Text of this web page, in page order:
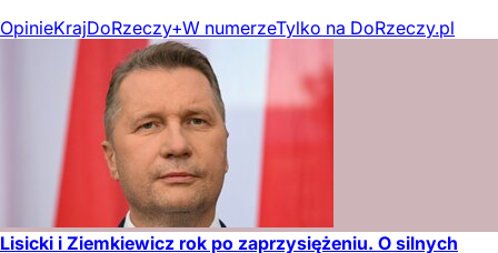
OpinieKrajDoRzeczy+W numerzeTylko na DoRzeczy.pl
Lisicki i Ziemkiewicz rok po zaprzysiężeniu. O silnych